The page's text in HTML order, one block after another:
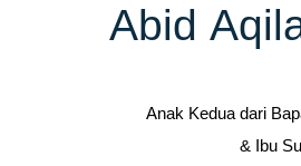
Abid
Anak Kedua dari
& Ibu